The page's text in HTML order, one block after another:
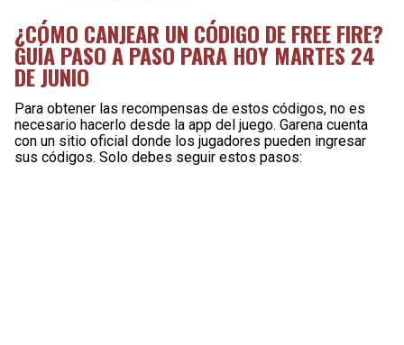
¿CÓMO CANJEAR UN CÓDIGO DE FREE FIRE?
GUÍA PASO A PASO PARA HOY MARTES 24
DE JUNIO
Para obtener las recompensas de estos códigos, no es
necesario hacerlo desde la app del juego. Garena cuenta
con un sitio oficial donde los jugadores pueden ingresar
sus códigos. Solo debes seguir estos pasos: